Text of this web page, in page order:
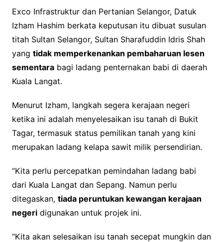
Exco Infrastruktur dan Pertanian Selangor, Datuk
Izham Hashim berkata keputusan itu dibuat susulan
titah Sultan Selangor, Sultan Sharafuddin Idris Shah
yang tidak memperkenankan pembaharuan lesen
sementarabagi ladang penternakan babi di daerah
Kuala Langat.
Menurut Izham, langkah segera kerajaan negeri
ketika ini adalah menyelesaikan isu tanah di Bukit
Tagar, termasuk status pemilikan tanah yang kini
merupakan ladang kelapa sawit milik persendirian.
“Kita perlu percepatkan pemindahan ladang babi
dari Kuala Langat dan Sepang. Namun perlu
ditegaskan, tiada peruntukan kewangan kerajaan
negeridigunakan untuk projek ini.
“Kita akan selesaikan isu tanah secepat mungkin dan